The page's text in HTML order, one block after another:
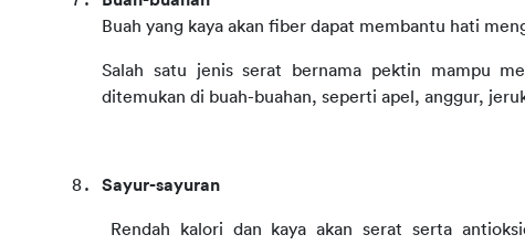
Buah yang kaya akan fiber dapat membantu hati
Salah satu jenis serat bernama pektin mampu
ditemukan di buah-buahan, seperti apel, anggur,
Sayur-sayuran
Rendah kalori dan kaya akan serat serta